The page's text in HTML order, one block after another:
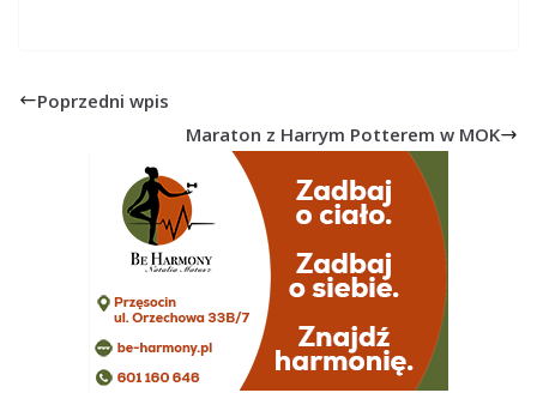
Poprzedni wpis
Maraton z Harrym Potterem w MOK